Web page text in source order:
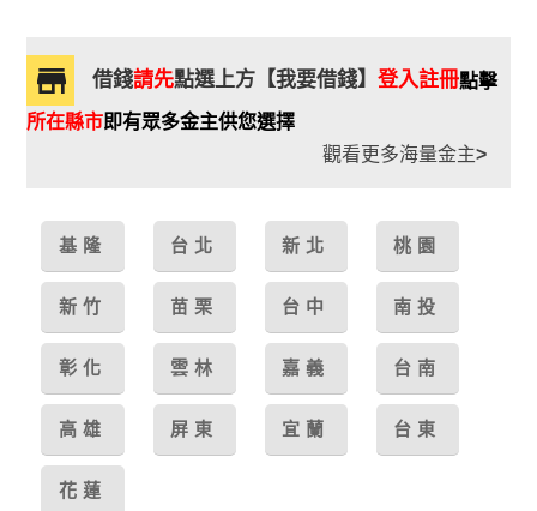
借錢請先點選上方【我要借錢】登入註冊點擊
所在縣市即有眾多金主供您選擇
觀看更多海量金主>
基隆 台北 新北 桃園
新竹 苗栗 台中 南投
彰化 雲林 嘉義 台南
高雄 屏東 宜蘭 台東
花蓮